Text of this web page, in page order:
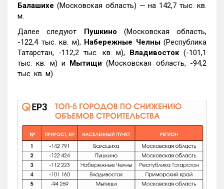
Балашихе (Московская область) — на 142,7 тыс. кв.
м.
Далее следуют Пушкино (Московская область,
-122,4 тыс. кв. м), Набережные Челны(Республика
Татарстан, -112,2 тыс. кв. м), Владивосток(-101,1
тыс. кв. м) и Мытищи (Московская область, -94,2
тыс. кв. м).